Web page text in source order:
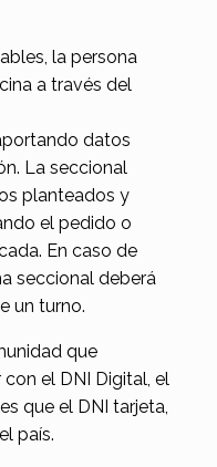
la persona
a través del
datos
La seccional
planteados y
el pedido o
En caso de
seccional deberá
un turno.
que
el DNI Digital, el
que el DNI tarjeta,
país.